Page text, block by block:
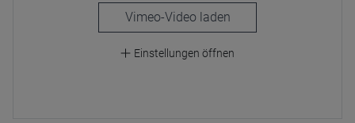
laden
Einstellungen öffnen